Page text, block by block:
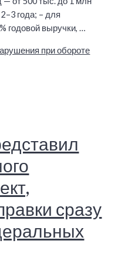
года; – для
годовой выручки, …
при обороте
сразу